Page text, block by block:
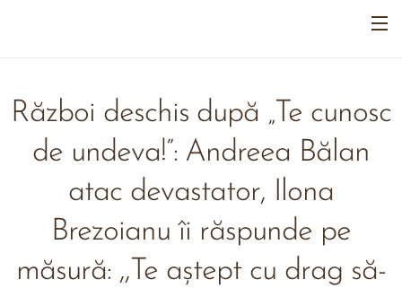
Război deschis după „Te cunosc
de undeva!”: Andreea Bălan
atac devastator, Ilona
Brezoianu îi răspunde pe
măsură: ,,Te aștept cu drag să-